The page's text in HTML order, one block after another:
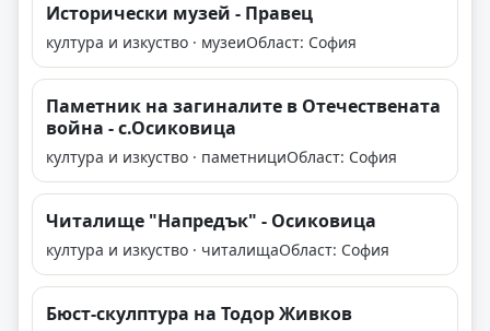
Исторически музей - Правец
култура и изкуство · музеиОбласт: София
Паметник на загиналите в Отечествената
война - с.Осиковица
култура и изкуство · паметнициОбласт: София
Читалище "Напредък" - Осиковица
култура и изкуство · читалищаОбласт: София
Бюст-скулптура на Тодор Живков